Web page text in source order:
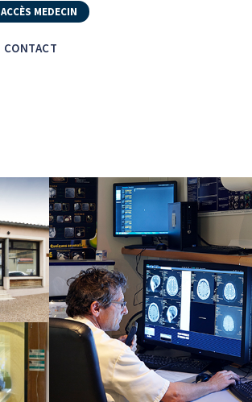
ACCÈS MEDECIN
CONTACT